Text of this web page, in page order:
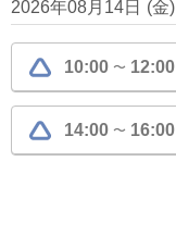
2026年08月14日 (金)
10:00 〜 12:00
14:00 〜 16:00